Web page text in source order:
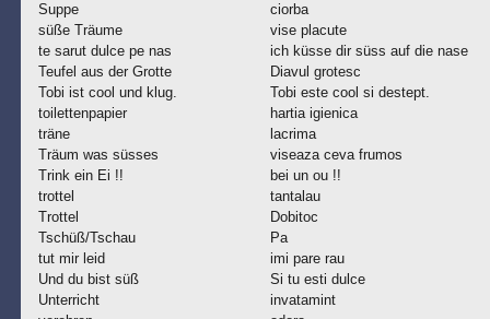
Suppe
ciorba
süße Träume
vise placute
te sarut dulce pe nas
ich küsse dir süss auf die nase
Teufel aus der Grotte
Diavul grotesc
Tobi ist cool und klug.
Tobi este cool si destept.
toilettenpapier
hartia igienica
träne
lacrima
Träum was süsses
viseaza ceva frumos
Trink ein Ei !!
bei un ou !!
trottel
tantalau
Trottel
Dobitoc
Tschüß/Tschau
Pa
tut mir leid
imi pare rau
Und du bist süß
Si tu esti dulce
Unterricht
invatamint